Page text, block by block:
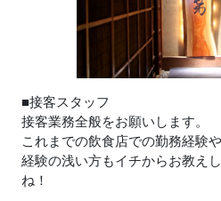
■接客スタッフ
接客業務全般をお願いします。
これまでの飲食店での勤務経験
経験の浅い方もイチからお教え
ね！